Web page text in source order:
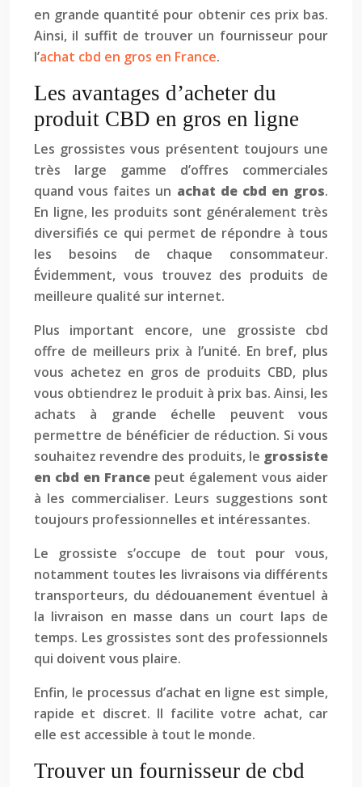
en grande quantité pour obtenir ces prix bas.
Ainsi, il suffit de trouver un fournisseur pour
l’achat cbd en gros en France.
Les avantages d’acheter du
produit CBD en gros en ligne
Les grossistes vous présentent toujours une
très large gamme d’offres commerciales
quand vous faites un achat de cbd en gros.
En ligne, les produits sont généralement très
diversifiés ce qui permet de répondre à tous
les besoins de chaque consommateur.
Évidemment, vous trouvez des produits de
meilleure qualité sur internet.
Plus important encore, une grossiste cbd
offre de meilleurs prix à l’unité. En bref, plus
vous achetez en gros de produits CBD, plus
vous obtiendrez le produit à prix bas. Ainsi, les
achats à grande échelle peuvent vous
permettre de bénéficier de réduction. Si vous
souhaitez revendre des produits, le grossiste
en cbd en France peut également vous aider
à les commercialiser. Leurs suggestions sont
toujours professionnelles et intéressantes.
Le grossiste s’occupe de tout pour vous,
notamment toutes les livraisons via différents
transporteurs, du dédouanement éventuel à
la livraison en masse dans un court laps de
temps. Les grossistes sont des professionnels
qui doivent vous plaire.
Enfin, le processus d’achat en ligne est simple,
rapide et discret. Il facilite votre achat, car
elle est accessible à tout le monde.
Trouver un fournisseur de cbd